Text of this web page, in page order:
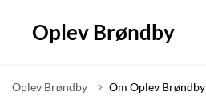
Oplev Brøndby
Oplev Brøndby Om Oplev Brøndby